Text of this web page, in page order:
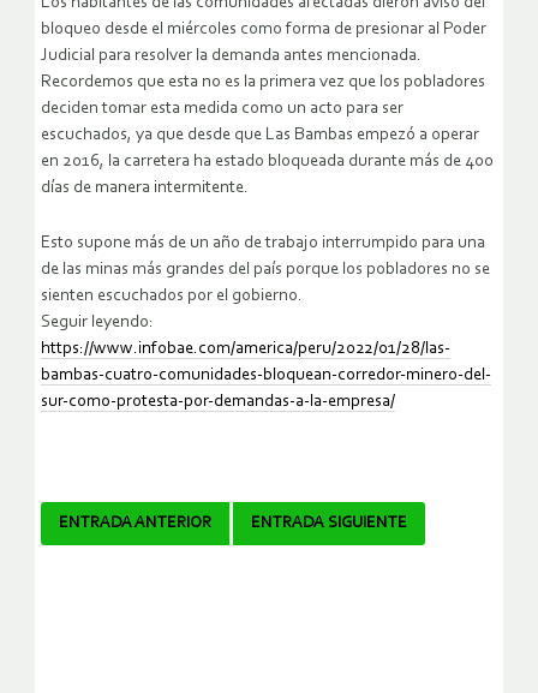
bloqueo desde el miércoles como forma de presionar al Poder
Judicial para resolver la demanda antes mencionada.
Recordemos que esta no es la primera vez que los pobladores
deciden tomar esta medida como un acto para ser
escuchados, ya que desde que Las Bambas empezó a operar
en 2016, la carretera ha estado bloqueada durante más de 400
días de manera intermitente.
Esto supone más de un año de trabajo interrumpido para una
de las minas más grandes del país porque los pobladores no se
sienten escuchados por el gobierno.
Seguir leyendo:
https://www.infobae.com/america/peru/2022/01/28/las-
bambas-cuatro-comunidades-bloquean-corredor-minero-del-
sur-como-protesta-por-demandas-a-la-empresa/
Navegador
ENTRADA ANTERIOR ENTRADA SIGUIENTE